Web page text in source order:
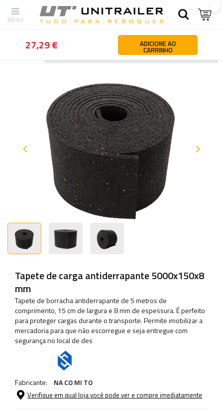
Segurança da carga Tapetes
Tapete de carga antiderrapante 5000x150x8
mm
Tapete de borracha antiderrapante de 5 metros de
comprimento, 15 cm de largura e 8 mm de espessura. É perfeito
para proteger cargas durante o transporte. Permite imobilizar a
mercadoria para que não escorregue e seja entregue com
segurança no local de des
Fabricante: NA CO MI TO
Verifique em qual loja você pode ver e compre imediatamente
27,29 € ADICIONE AO
CARRINHO